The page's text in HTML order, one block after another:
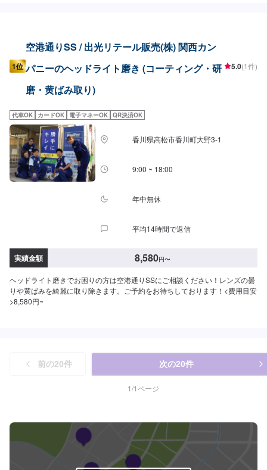
1位
空港通りSS / 出光リテール販売(株) 関西カン
パニーのヘッドライト磨き (コーティング・研
磨・黄ばみ取り)
5.0(1件)
代車OK カードOK 電子マネーOK QR決済OK
香川県高松市香川町大野3-1
9:00 ~ 18:00
年中無休
平均14時間で返信
実績金額 8,580円〜
ヘッドライト磨きでお困りの方は空港通りSSにご相談ください！レンズの曇
りや黄ばみを綺麗に取り除きます。ご予約をお待ちしております！<費用目安
>8,580円~
前の20件 次の20件
1/1ページ